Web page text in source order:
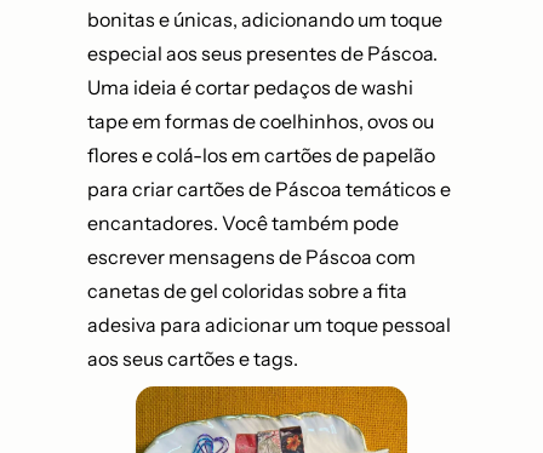
bonitas e únicas, adicionando um toque
especial aos seus presentes de Páscoa.
Uma ideia é cortar pedaços de washi
tape em formas de coelhinhos, ovos ou
flores e colá-los em cartões de papelão
para criar cartões de Páscoa temáticos e
encantadores. Você também pode
escrever mensagens de Páscoa com
canetas de gel coloridas sobre a fita
adesiva para adicionar um toque pessoal
aos seus cartões e tags.